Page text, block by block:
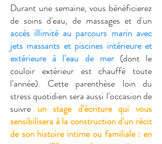
Durant une semaine, vous bénéficierez
de soins d'eau, de massages et d'un
accès illimité au parcours marin avec
jets massants et piscines intérieure et
extérieure à l'eau de mer(dont le
couloir extérieur est chauffé toute
l'année). Cette parenthèse loin du
stress quotidien sera aussi l'occasion de
suivre un stage d'écriture qui vous
sensibilisera à la construction d'un récit
de son histoire intime ou familiale : en